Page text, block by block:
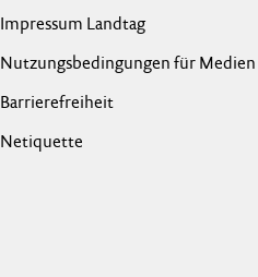
Impressum Landtag
Nutzungsbedingungen für Medien
Barrierefreiheit
Netiquette